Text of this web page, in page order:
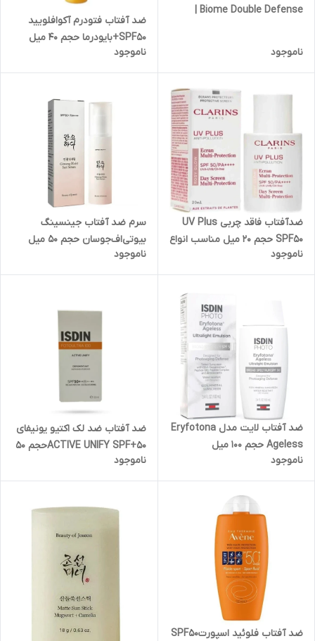
| Biome Double Defense
ناموجود
ضد آفتاب فتودرم آکوافلویید
SPF50+بایودرما حجم 40 میل
ناموجود
ضدآفتاب فاقد چربی UV Plus
SPF50 حجم 20 میل مناسب انواع
پوست به‌ویژه پوست حساس
ناموجود
سرم ضد آفتاب جینسینگ
بیوتی‌اف‌جوسان حجم 50 میل
ناموجود
ضد آفتاب‌ لایت‌ مدل Eryfotona
Ageless حجم 100 میل‌
ناموجود
ضد آفتاب ضد لک اکتیو یونیفای
ACTIVE UNIFY SPF+50‌حجم 50
میل(بسته بندی جدید)
ناموجود
ضد آفتاب فلوئید اسپورتSPF50